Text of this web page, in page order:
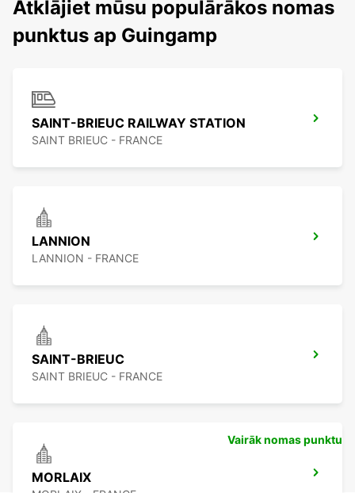
Atklājiet mūsu populārākos nomas
punktus ap Guingamp
SAINT-BRIEUC RAILWAY STATION
SAINT BRIEUC - FRANCE
LANNION
LANNION - FRANCE
SAINT-BRIEUC
SAINT BRIEUC - FRANCE
MORLAIX
Vairāk nomas punktu